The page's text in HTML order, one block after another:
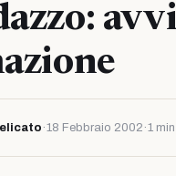
·18 Febbraio 2002 ·1